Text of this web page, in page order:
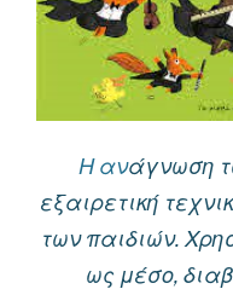
Η ανάγνωση
εξαιρετική
των παιδιών.
ως μέσο,